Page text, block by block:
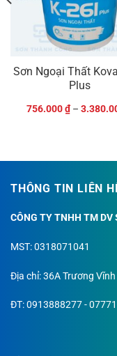
Sơn Ngoại Thất
Plus
756.000₫–
THÔNG TIN LIÊN
CÔNG TY TNHH TM DV
MST: 0318071041
Địa chỉ: 36A Trương Vĩnh
ĐT: 0913888277 -